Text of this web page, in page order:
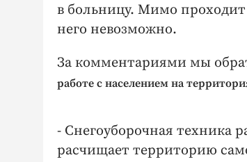
в больницу. Мимо
него невозможно.
За комментариями мы
работе с населением на
- Снегоуборочная техника
расчищает территорию